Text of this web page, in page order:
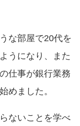
な部屋で20代を
うになり、また
仕事が銀行業務
めました。
ないことを学べ